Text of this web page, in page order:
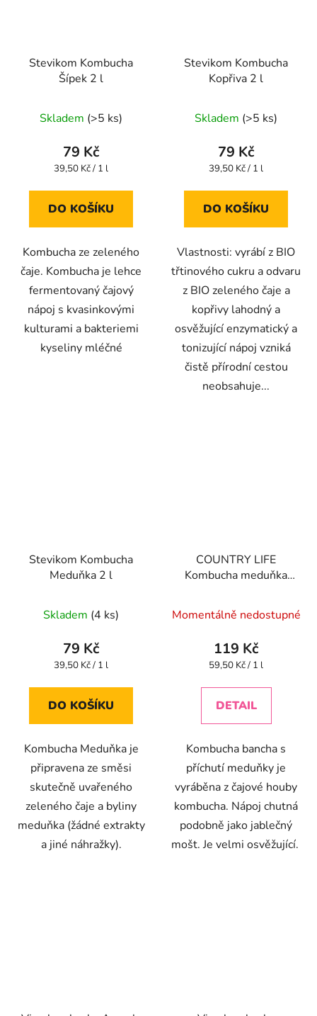
Stevikom Kombucha
Šípek 2 l
hodnocení
produktu
je
z
Skladem (>5 ks)
79 Kč
Měrná
39,50 Kč / 1 l
DO KOŠÍKU
Kombucha ze zeleného
čaje. Kombucha je lehce
fermentovaný čajový
nápoj s kvasinkovými
kulturami a bakteriemi
kyseliny mléčné
Stevikom Kombucha
Kopřiva 2 l
hodnocení
produktu
je
z
Skladem (>5 ks)
79 Kč
Měrná
39,50 Kč / 1 l
DO KOŠÍKU
Vlastnosti: vyrábí z BIO
třtinového cukru a odvaru
z BIO zeleného čaje a
kopřivy lahodný a
osvěžující enzymatický a
tonizující nápoj vzniká
čistě přírodní cestou
neobsahuje...
Stevikom Kombucha
Meduňka 2 l
hodnocení
produktu
je
z
Skladem (4 ks)
79 Kč
Měrná
39,50 Kč / 1 l
DO KOŠÍKU
Kombucha Meduňka je
připravena ze směsi
skutečně uvařeného
zeleného čaje a byliny
meduňka (žádné extrakty
a jiné náhražky).
COUNTRY LIFE
Kombucha meduňka
Momentálně nedostupné
119 Kč
Měrná
59,50 Kč / 1 l
DETAIL
Kombucha bancha s
příchutí meduňky je
vyráběna z čajové houby
kombucha. Nápoj chutná
podobně jako jablečný
mošt. Je velmi osvěžující.